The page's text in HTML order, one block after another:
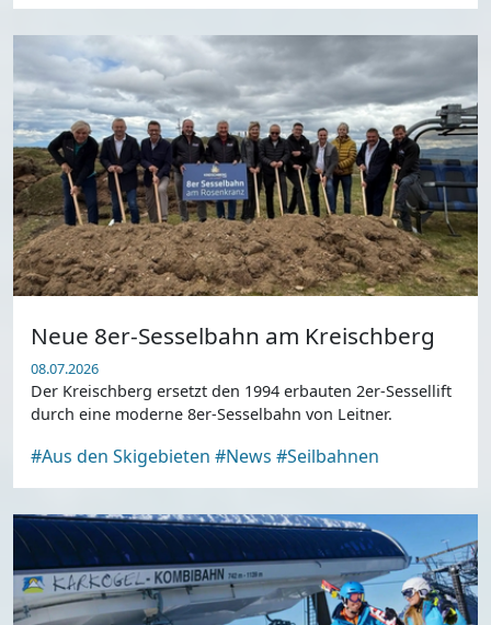
Neue 8er-Sesselbahn am Kreischberg
08.07.2026
Der Kreischberg ersetzt den 1994 erbauten 2er-Sessellift
durch eine moderne 8er-Sesselbahn von Leitner.
#Aus den Skigebieten #News #Seilbahnen